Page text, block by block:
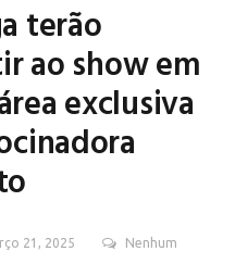
terão
ao show em
exclusiva
21, 2025 Nenhum